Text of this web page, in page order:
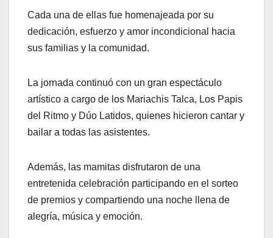
Cada una de ellas fue homenajeada por su
dedicación, esfuerzo y amor incondicional hacia
sus familias y la comunidad.
La jornada continuó con un gran espectáculo
artístico a cargo de los Mariachis Talca, Los Papis
del Ritmo y Dúo Latidos, quienes hicieron cantar y
bailar a todas las asistentes.
Además, las mamitas disfrutaron de una
entretenida celebración participando en el sorteo
de premios y compartiendo una noche llena de
alegría, música y emoción.